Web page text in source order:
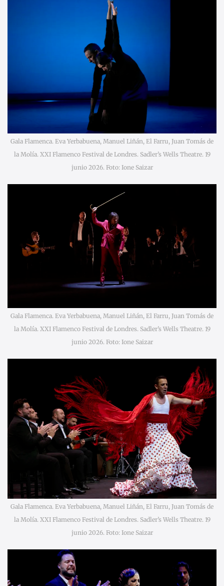
Gala Flamenca. Eva Yerbabuena, Manuel Liñán, El Farru, Juan Tomás de
la Molía. XXI Flamenco Festival de Londres. Sadler’s Wells Theatre. 19
junio 2026. Foto: Ione Saizar
Gala Flamenca. Eva Yerbabuena, Manuel Liñán, El Farru, Juan Tomás de
la Molía. XXI Flamenco Festival de Londres. Sadler’s Wells Theatre. 19
junio 2026. Foto: Ione Saizar
Gala Flamenca. Eva Yerbabuena, Manuel Liñán, El Farru, Juan Tomás de
la Molía. XXI Flamenco Festival de Londres. Sadler’s Wells Theatre. 19
junio 2026. Foto: Ione Saizar